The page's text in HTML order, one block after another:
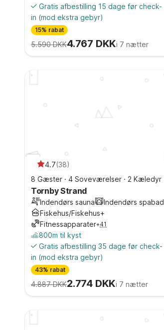
Gratis afbestilling 15 dage før check-
in (mod ekstra gebyr)
15% rabat
5.590 DKK4.767 DKKi 7 nætter
4.7(38)
8 Gæster · 4 Soveværelser · 2 Kæledyr
Tornby Strand
Indendørs sauna
Indendørs spabad
Fiskehus/Fiskehus+
Fitnessapparater+41
800m til kyst
Gratis afbestilling 35 dage før check-
in (mod ekstra gebyr)
43% rabat
4.887 DKK2.774 DKKi 7 nætter